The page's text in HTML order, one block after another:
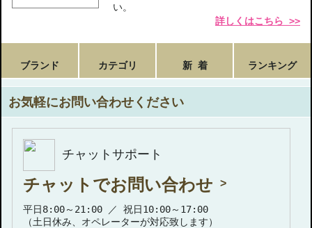
い。
詳しくはこちら >>
ブランド カテゴリ 新 着 ランキング
お気軽にお問い合わせください
チャットサポート
チャットでお問い合わせ
平日8:00～21:00 ／ 祝日10:00～17:00
（土日休み、オペレーターが対応致します）